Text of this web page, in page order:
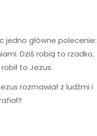
jedno główne polecenie:
Dziś robią to rzadko,
to Jezus.
rozmawiał z ludźmi i